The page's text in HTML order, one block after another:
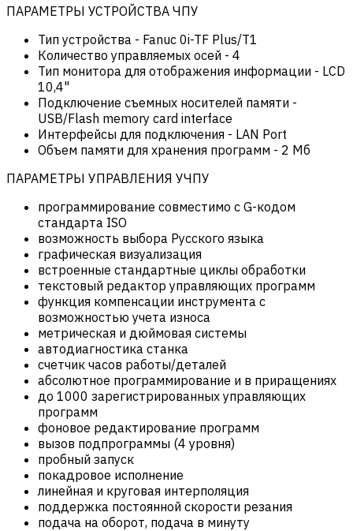
ПАРАМЕТРЫ УСТРОЙСТВА ЧПУ
Тип устройства - Fanuc 0i-TF Plus/T1
Количество управляемых осей - 4
Тип монитора для отображения информации - LCD
10,4"
Подключение съемных носителей памяти -
USB/Flash memory card interface
Интерфейсы для подключения - LAN Port
Объем памяти для хранения программ - 2 Мб
ПАРАМЕТРЫ УПРАВЛЕНИЯ УЧПУ
программирование совместимо с G-кодом
стандарта ISO
возможность выбора Русского языка
графическая визуализация
встроенные стандартные циклы обработки
текстовый редактор управляющих программ
функция компенсации инструмента с
возможностью учета износа
метрическая и дюймовая системы
автодиагностика станка
счетчик часов работы/деталей
абсолютное программирование и в приращениях
до 1000 зарегистрированных управляющих
программ
фоновое редактирование программ
вызов подпрограммы (4 уровня)
пробный запуск
покадровое исполнение
линейная и круговая интерполяция
поддержка постоянной скорости резания
подача на оборот, подача в минуту